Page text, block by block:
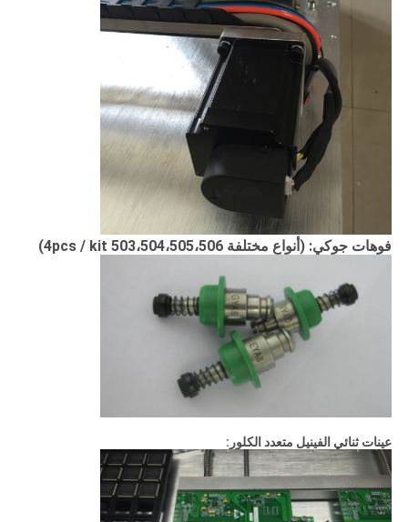
فوهات جوكي: (أنواع مختلفة 503،504،505،506 4pcs / kit)
عينات ثنائي الفينيل متعدد الكلور: